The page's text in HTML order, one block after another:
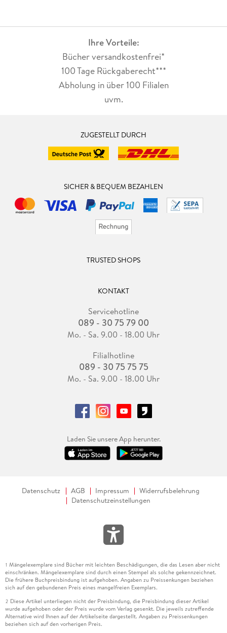
Ihre Vorteile:
Bücher versandkostenfrei*
100 Tage Rückgaberecht***
Abholung in über 100 Filialen
uvm.
ZUGESTELLT DURCH
SICHER & BEQUEM BEZAHLEN
TRUSTED SHOPS
KONTAKT
Servicehotline
089 - 30 75 79 00
Mo. - Sa. 9.00 - 18.00 Uhr
Filialhotline
089 - 30 75 75 75
Mo. - Sa. 9.00 - 18.00 Uhr
Laden Sie unsere App herunter.
Datenschutz AGB Impressum
Widerrufsbelehrung
Datenschutzeinstellungen
1 Mängelexemplare sind Bücher mit leichten Beschädigungen, die das Lesen aber nicht
einschränken. Mängelexemplare sind durch einen Stempel als solche gekennzeichnet.
Die frühere Buchpreisbindung ist aufgehoben. Angaben zu Preissenkungen beziehen
sich auf den gebundenen Preis eines mangelfreien Exemplars.
2 Diese Artikel unterliegen nicht der Preisbindung, die Preisbindung dieser Artikel
wurde aufgehoben oder der Preis wurde vom Verlag gesenkt. Die jeweils zutreffende
Alternative wird Ihnen auf der Artikelseite dargestellt. Angaben zu Preissenkungen
beziehen sich auf den vorherigen Preis.